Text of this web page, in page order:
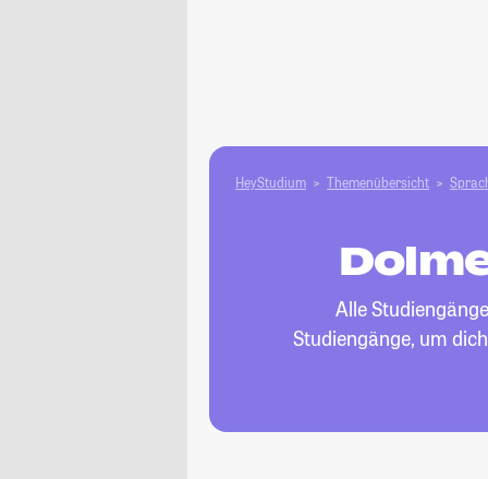
HeyStudium Themenübersicht
Alle
Studiengänge, um